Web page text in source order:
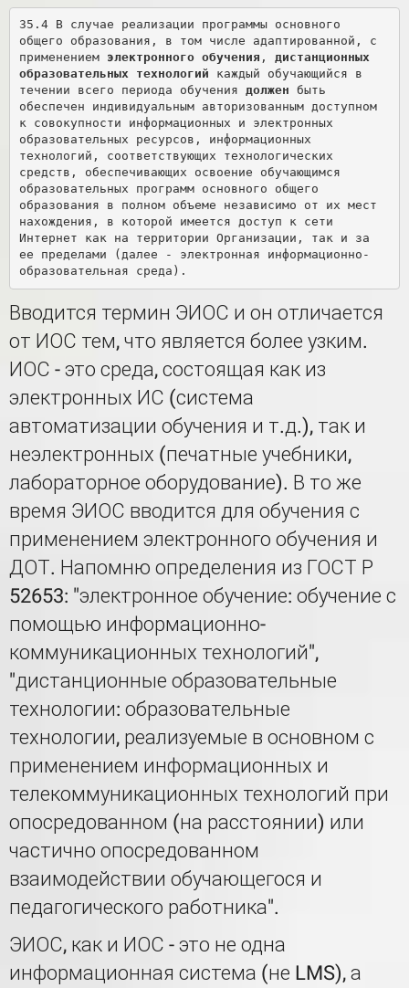
35.4 В случае реализации программы основного
общего образования, в том числе адаптированной, с
применением электронного обучения , дистанционных
образовательных технологий каждый обучающийся в
течении всего периода обучения должен быть
обеспечен индивидуальным авторизованным доступном
к совокупности информационных и электронных
образовательных ресурсов, информационных
технологий, соответствующих технологических
средств, обеспечивающих освоение обучающимся
образовательных программ основного общего
образования в полном объеме независимо от их мест
нахождения, в которой имеется доступ к сети
Интернет как на территории Организации, так и за
ее пределами (далее - электронная информационно-
Вводится термин ЭИОС и он отличается
от ИОС тем, что является более узким.
ИОС - это среда, состоящая как из
электронных ИС (система
автоматизации обучения и т.д.), так и
неэлектронных (печатные учебники,
лабораторное оборудование). В то же
время ЭИОС вводится для обучения с
применением электронного обучения и
ДОТ. Напомню определения из ГОСТ Р
52653: "электронное обучение: обучение с
помощью информационно-
коммуникационных технологий",
"дистанционные образовательные
технологии: образовательные
технологии, реализуемые в основном с
применением информационных и
телекоммуникационных технологий при
опосредованном (на расстоянии) или
частично опосредованном
взаимодействии обучающегося и
педагогического работника".
ЭИОС, как и ИОС - это не одна
информационная система (не LMS), а